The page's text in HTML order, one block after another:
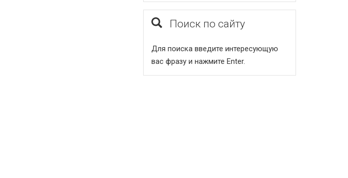
Поиск по сайту
Для поиска введите интересующую
вас фразу и нажмите Enter.